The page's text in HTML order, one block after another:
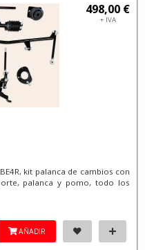
498,00 €
+ IVA
kit palanca de cambios con
palanca y pomo, todo los
AÑADIR